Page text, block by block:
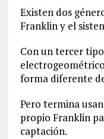
Existen dos
Franklin y el
Con un tercer
forma diferente
Pero termina
propio Franklin
captación.